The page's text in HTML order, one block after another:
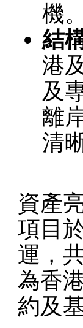
機。
結
港
及
離
清
資產
項目
運，
為香
約及